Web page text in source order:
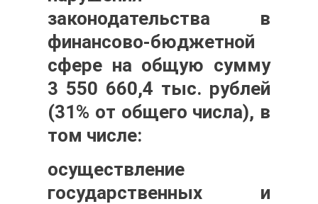
законодательства в
финансово-бюджетной
сфере на общую сумму
3 550 660,4 тыс. рублей
(31% от общего числа), в
том числе:
осуществление
государственных и